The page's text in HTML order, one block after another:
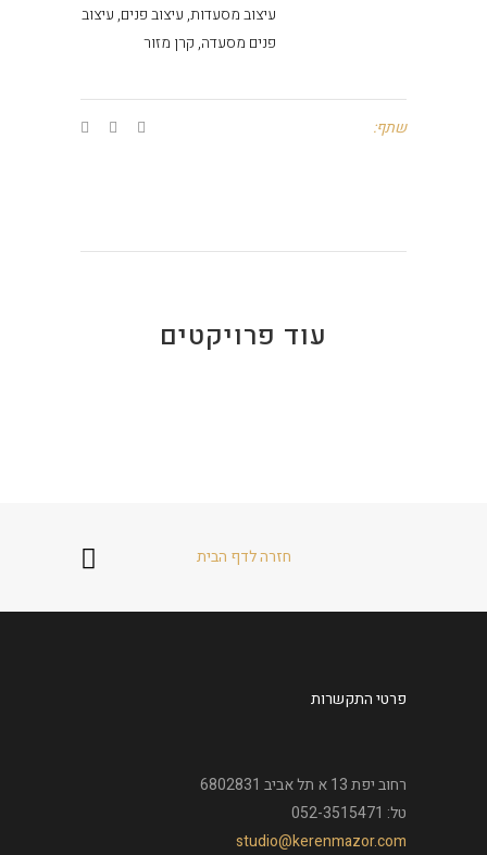
עיצוב מסעדות, עיצוב פנים, עיצוב
פנים מסעדה, קרן מזור
שתף:
עוד פרויקטים
חזרה לדף הבית
פרטי התקשרות
רחוב יפת 13 א תל אביב 6802831
טל: 052-3515471
studio@kerenmazor.com